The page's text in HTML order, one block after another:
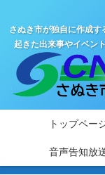
さぬき市が独自に作成
起きた出来事やイベン
トップペー
音声告知放